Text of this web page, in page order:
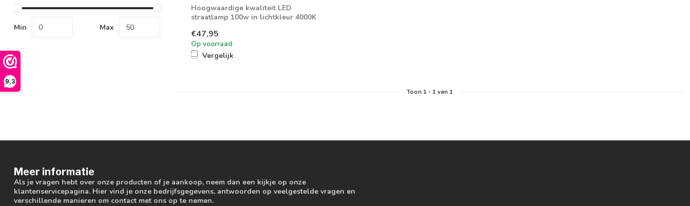
9,3
Min Max
Hoogwaardige kwaliteit LED
straatlamp 100w in lichtkleur 4000K
€47,95
Op voorraad
Vergelijk
Toon 1- 1van 1
Meer informatie
Als je vragen hebt over onze producten of je aankoop, neem dan een kijkje op onze
klantenservicepagina. Hier vind je onze bedrijfsgegevens, antwoorden op veelgestelde vragen en
verschillende manieren om contact met ons op te nemen.